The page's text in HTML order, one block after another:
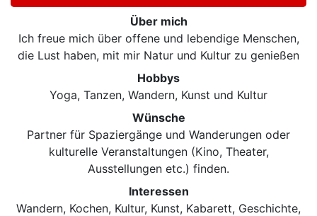
Über mich
Ich freue mich über offene und lebendige Menschen,
die Lust haben, mit mir Natur und Kultur zu genießen
Hobbys
Yoga, Tanzen, Wandern, Kunst und Kultur
Wünsche
Partner für Spaziergänge und Wanderungen oder
kulturelle Veranstaltungen (Kino, Theater,
Ausstellungen etc.) finden.
Interessen
Wandern, Kochen, Kultur, Kunst, Kabarett, Geschichte,